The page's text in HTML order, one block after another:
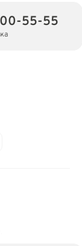
55-55